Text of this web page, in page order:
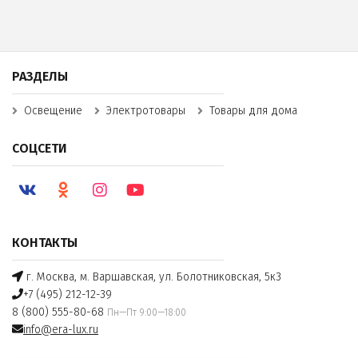
КОНТАКТЫ
г. Москва, м. Варшавская, ул. Болотниковская, 5к3
+7 (495) 212-12-39
8 (800) 555-80-68 Пн—Пт 9:00—18:00
info@era-lux.ru
РАЗДЕЛЫ
Освещение Электротовары Товары для дома
СОЦСЕТИ